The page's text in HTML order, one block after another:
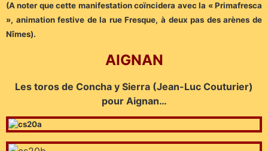
(A noter que cette manifestation coïncidera avec la « Primafresca
», animation festive de la rue Fresque, à deux pas des arènes de
Nîmes).
AIGNAN
Les toros de Concha y Sierra (Jean-Luc Couturier)
pour Aignan…